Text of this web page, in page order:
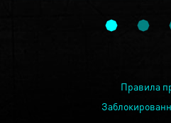
Правила